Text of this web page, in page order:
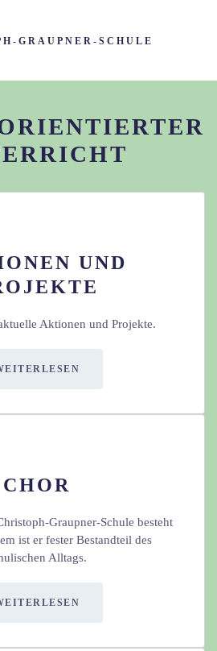
UND
Aktionen und Projekte.
CHOR
Graupner-Schule besteht
ist er fester Bestandteil des
Alltags.